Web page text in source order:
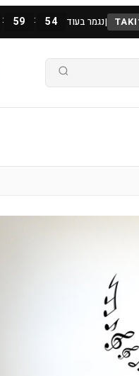
|נגמר בעוד : 59 : 54